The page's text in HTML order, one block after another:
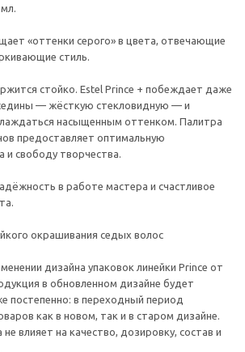
«оттенки серого» в цвета, отвечающие
стиль.
стойко. Estel Prince + побеждает даже
— жёсткую стекловидную — и
насыщенным оттенком. Палитра
предоставляет оптимальную
свободу творчества.
в работе мастера и счастливое
окрашивания седых волос
дизайна упаковок линейки Prince от
в обновленном дизайне будет
постепенно: в переходный период
как в новом, так и в старом дизайне.
влияет на качество, дозировку, состав и